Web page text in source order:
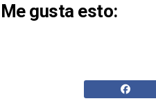
Me gusta esto: